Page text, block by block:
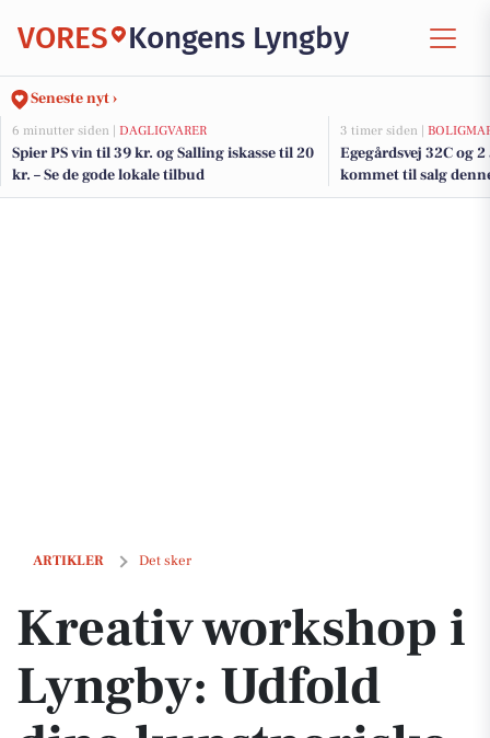
VORES Kongens Lyngby
Seneste nyt ›
6 minutter siden | DAGLIGVARER
Spier PS vin til 39 kr. og Salling iskasse til 20
kr. – Se de gode lokale tilbud
3 timer siden |
Egegårdsvej 32C og
kommet til salg
Lyngby - se boligerne
ARTIKLER Det sker
Kreativ workshop i Lyngby: Udfold dine kunstneriske evner
Kreativ workshop i
Lyngby: Udfold